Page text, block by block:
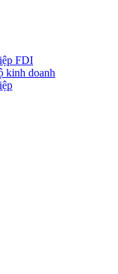
FDI
kinh doanh